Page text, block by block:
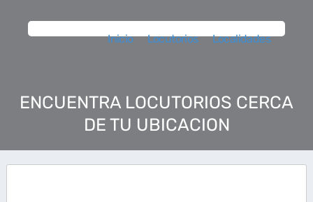
Inicio Locutorios Localidades
ENCUENTRA LOCUTORIOS CERCA
DE TU UBICACION